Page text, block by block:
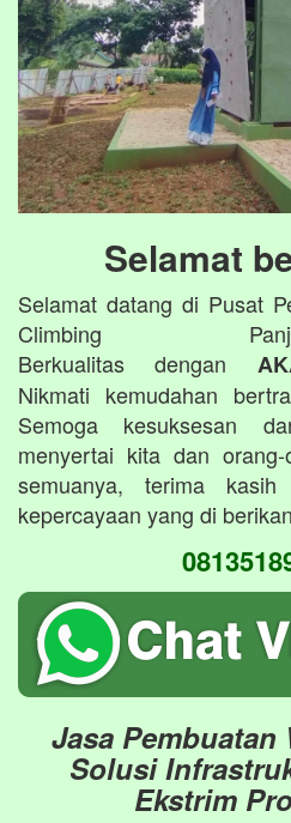
Selamat
Selamat datang di Pusat
Climbing
Berkualitas dengan
Nikmati kemudahan
Semoga kesuksesan
menyertai kita dan
semuanya, terima
kepercayaan yang di
Jasa
Solusi
Ekstrim